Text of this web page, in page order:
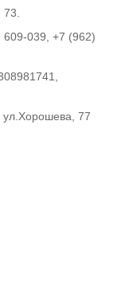
039, +7 (962)
ул.Хорошева, 77